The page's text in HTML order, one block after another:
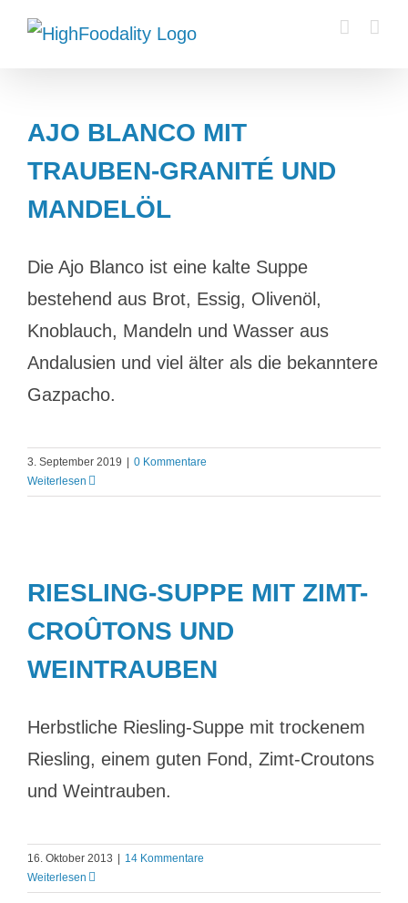
Zum
Inhalt
AJO BLANCO MIT
TRAUBEN-GRANITÉ UND
MANDELÖL
Die Ajo Blanco ist eine kalte Suppe
bestehend aus Brot, Essig, Olivenöl,
Knoblauch, Mandeln und Wasser aus
Andalusien und viel älter als die bekanntere
Gazpacho.
3. September 2019
0 Kommentare
Weiterlesen
RIESLING-SUPPE MIT ZIMT-
CROÛTONS UND
WEINTRAUBEN
Herbstliche Riesling-Suppe mit trockenem
Riesling, einem guten Fond, Zimt-Croutons
und Weintrauben.
16. Oktober 2013
14 Kommentare
Weiterlesen